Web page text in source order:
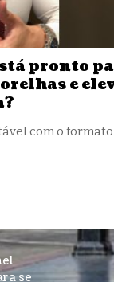
pronto
e
com o
se